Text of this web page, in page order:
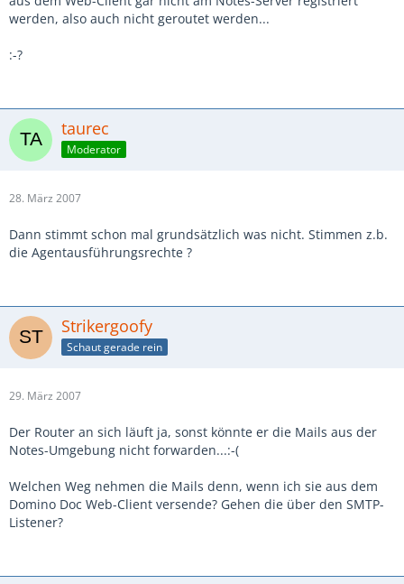
werden, also auch nicht geroutet werden...
:-?
taurec
Moderator
28. März 2007
Dann stimmt schon mal grundsätzlich was nicht. Stimmen z.b.
die Agentausführungsrechte ?
Strikergoofy
Schaut gerade rein
29. März 2007
Der Router an sich läuft ja, sonst könnte er die Mails aus der
Notes-Umgebung nicht forwarden...:-(
Welchen Weg nehmen die Mails denn, wenn ich sie aus dem
Domino Doc Web-Client versende? Gehen die über den SMTP-
Listener?